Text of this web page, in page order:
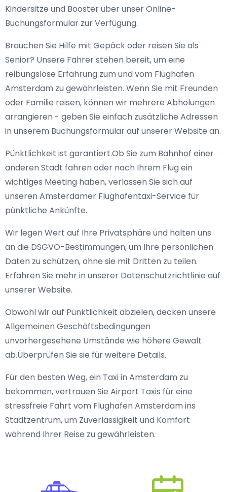
Kindersitze und Booster über unser Online-
Buchungsformular zur Verfügung.
Brauchen Sie Hilfe mit Gepäck oder reisen Sie als
Senior? Unsere Fahrer stehen bereit, um eine
reibungslose Erfahrung zum und vom Flughafen
Amsterdam zu gewährleisten. Wenn Sie mit Freunden
oder Familie reisen, können wir mehrere Abholungen
arrangieren - geben Sie einfach zusätzliche Adressen
in unserem Buchungsformular auf unserer Website an.
Pünktlichkeit ist garantiert.Ob Sie zum Bahnhof einer
anderen Stadt fahren oder nach Ihrem Flug ein
wichtiges Meeting haben, verlassen Sie sich auf
unseren Amsterdamer Flughafentaxi-Service für
pünktliche Ankünfte.
Wir legen Wert auf Ihre Privatsphäre und halten uns
an die DSGVO-Bestimmungen, um Ihre persönlichen
Daten zu schützen, ohne sie mit Dritten zu teilen.
Erfahren Sie mehr in unserer Datenschutzrichtlinie auf
unserer Website.
Obwohl wir auf Pünktlichkeit abzielen, decken unsere
Allgemeinen Geschäftsbedingungen
unvorhergesehene Umstände wie höhere Gewalt
ab.Überprüfen Sie sie für weitere Details.
Für den besten Weg, ein Taxi in Amsterdam zu
bekommen, vertrauen Sie Airport Taxis für eine
stressfreie Fahrt vom Flughafen Amsterdam ins
Stadtzentrum, um Zuverlässigkeit und Komfort
während Ihrer Reise zu gewährleisten.